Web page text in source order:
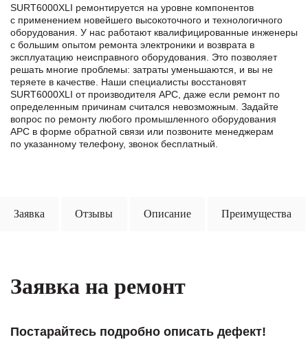
SURT6000XLI ремонтируется на уровне компонентов
с применением новейшего высокоточного и технологичного
оборудования. У нас работают квалифицированные инженеры
с большим опытом ремонта электроники и возврата в
эксплуатацию неисправного оборудования. Это позволяет
решать многие проблемы: затраты уменьшаются, и вы не
теряете в качестве. Наши специалисты восстановят
SURT6000XLI от производителя APC, даже если ремонт по
определенным причинам считался невозможным. Задайте
вопрос по ремонту любого промышленного оборудования
APC в формe обратной связи или позвоните менеджерам
по указанному телефону, звонок бесплатный.
Заявка Отзывы Описание Преимущества
Заявка на ремонт
Постарайтесь подробно описать дефект!